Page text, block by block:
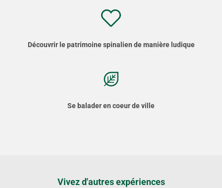
Découvrir le patrimoine spinalien de manière ludique
Se balader en coeur de ville
Vivez d'autres expériences